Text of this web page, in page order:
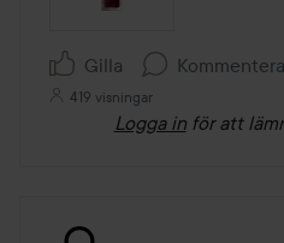
Gilla Kommentera
419 visningar
Logga in för att